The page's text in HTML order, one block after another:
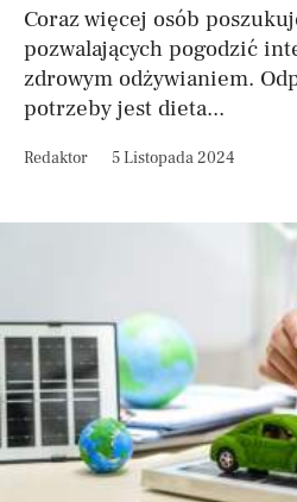
Coraz więcej osób
pozwalających pogodzić
zdrowym odżywianiem.
potrzeby jest dieta...
Redaktor 5 Listopada 2024